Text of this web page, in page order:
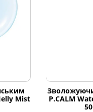
Mist
P.CALM